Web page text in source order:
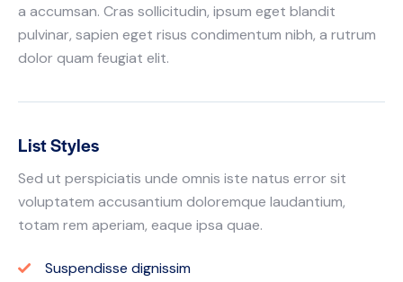
a accumsan. Cras sollicitudin, ipsum eget blandit
pulvinar, sapien eget risus condimentum nibh, a rutrum
dolor quam feugiat elit.
List Styles
Sed ut perspiciatis unde omnis iste natus error sit
voluptatem accusantium doloremque laudantium,
totam rem aperiam, eaque ipsa quae.
Suspendisse dignissim